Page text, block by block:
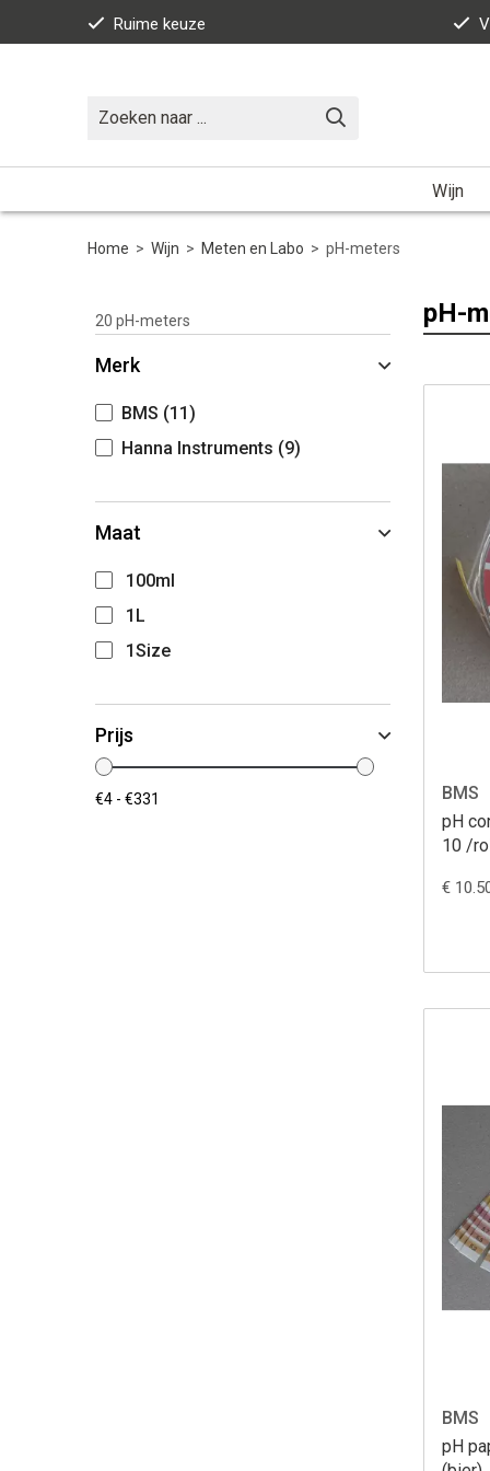
Ruime keuze
Wijn
Home > Wijn > Meten en Labo > pH-meters
20 pH-meters
Merk
BMS (11)
Hanna Instruments (9)
Maat
100ml
1L
1Size
Prijs
pH-
BMS
pH
10 /
€
BMS
pH